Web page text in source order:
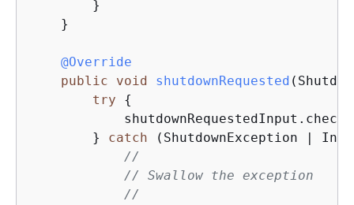
        }
    }
@Override
public
void shutdownRequested
try
{
        }
catch (ShutdownException |
//
// Swallow the exception
//